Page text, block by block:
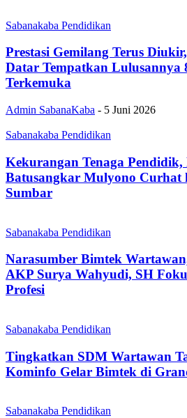
Sabanakaba Pendidikan
Prestasi Gemilang Terus
Datar Tempatkan Lulusannya
Terkemuka
Admin SabanaKaba - 5 Juni 2026
Sabanakaba Pendidikan
Kekurangan Tenaga Pendidik,
Batusangkar Mulyono Curhat
Sumbar
Sabanakaba Pendidikan
Narasumber Bimtek
AKP Surya Wahyudi, SH
Profesi
Sabanakaba Pendidikan
Tingkatkan SDM Wartawan
Kominfo Gelar Bimtek di
Sabanakaba Pendidikan